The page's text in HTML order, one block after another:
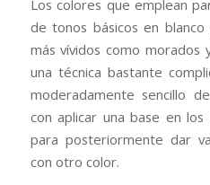
Los colores que emplean
de tonos básicos en
más vívidos como morados
una técnica bastante
moderadamente sencillo
con aplicar una base en
para posteriormente dar
con otro color.